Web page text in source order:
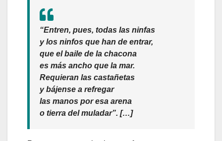
“Entren, pues, todas las ninfas
y los ninfos que han de entrar,
que el baile de la chacona
es más ancho que la mar.
Requieran las castañetas
y bájense a refregar
las manos por esa arena
o tierra del muladar”. […]